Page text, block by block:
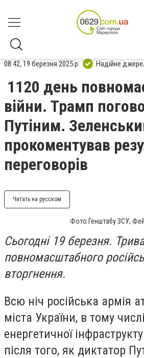
08:42, 19 березня 2025 р. Надійне
1120 день
війни. Трамп
Путіним.
прокоментував
переговорів
Читать на русском
Фото Генштабу ЗСУ,
Сьогодні 19 березня.
повномасштабного
вторгнення.
Всю ніч російська армія
міста України, в тому
енергетичної
після того, як диктатор